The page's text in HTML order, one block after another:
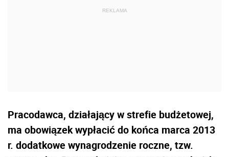
Pracodawca, działający w strefie budżetowej,
ma obowiązek wypłacić do końca marca 2013
r. dodatkowe wynagrodzenie roczne, tzw.